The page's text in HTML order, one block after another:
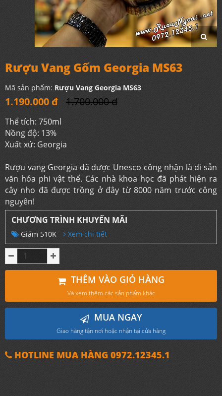
Rượu Vang Gốm Georgia MS63
Mã sản phẩm: Rượu Vang Georgia MS63
1.190.000 đ 1.700.000 đ
Thể tích: 750ml
Nồng độ: 13%
Xuất xứ: Georgia
Rượu vang Georgia đã được Unesco công nhận là di sản
văn hóa phi vật thể. Các nhà khoa học đã phát hiện ra
cây nho đã được trồng ở đây từ 8000 năm trước công
nguyên!
CHƯƠNG TRÌNH KHUYẾN MÃI
Giảm 510K Xem chi tiết
THÊM VÀO GIỎ HÀNG
Và xem thêm các sản phẩm khác
MUA NGAY
Giao hàng tận nơi hoặc nhận tại cửa hàng
HOTLINE MUA HÀNG 0972.12345.1